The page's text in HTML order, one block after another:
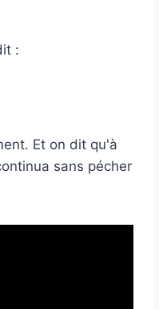
:
Et on dit qu'à
sans pécher